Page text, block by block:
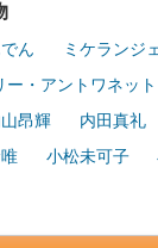
ん ミケランジ
ー・アントワネット
昂輝 内田真礼
小松未可子